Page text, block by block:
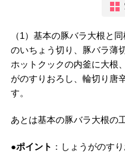
（1）基本の豚バラ大根と
のいちょう切り、豚バラ薄
ホットクックの内釜に大根
がのすりおろし、輪切り唐
す。
あとは基本の豚バラ大根の
●ポイント ：しょうがのす